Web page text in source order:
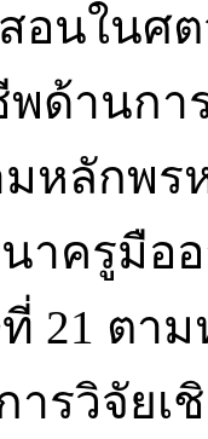
อนในศ
ด้านกา
หลักพร
าครูมือ
21 ตา
ารวิจัย